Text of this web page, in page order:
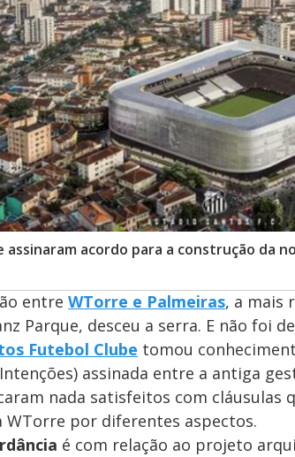
assinaram acordo para a construção da
entre WTorre e Palmeiras, a mais
Parque, desceu a serra. E não foi
Futebol Clube tomou
assinada entre a antiga
nada satisfeitos com cláusulas
WTorre por diferentes aspectos.
é com relação ao projeto